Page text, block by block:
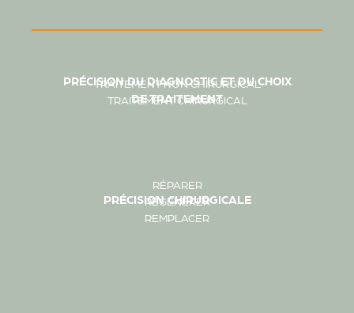
PRÉCISION DU DIAGNOSTIC ET DU CHOIX
DE TRAITEMENT
TRAITEMENT NON CHIRURGICAL
TRAITEMENT CHIRURGICAL
PRÉCISION CHIRURGICALE
RÉPARER
RÉGÉNÉRER
REMPLACER